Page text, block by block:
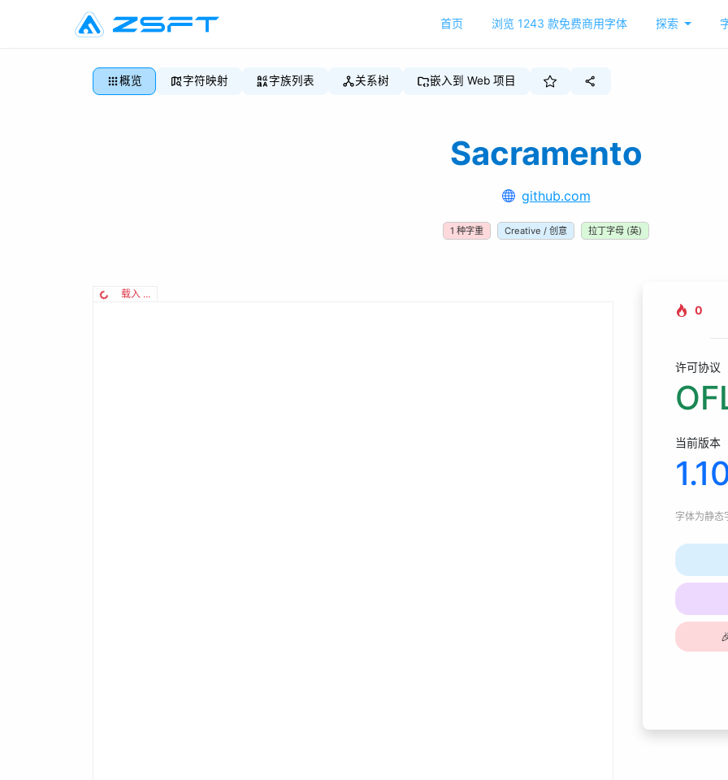
首页 浏览 1243 款免费商用字体 探索
概览 字符映射 字族列表 关系树 嵌入到 Web 项目
Sacramento
github.com
1 种字重 Creative / 创意 拉丁字母 (英)
载入 ...
0
许可协议
当前版本
字体为静态